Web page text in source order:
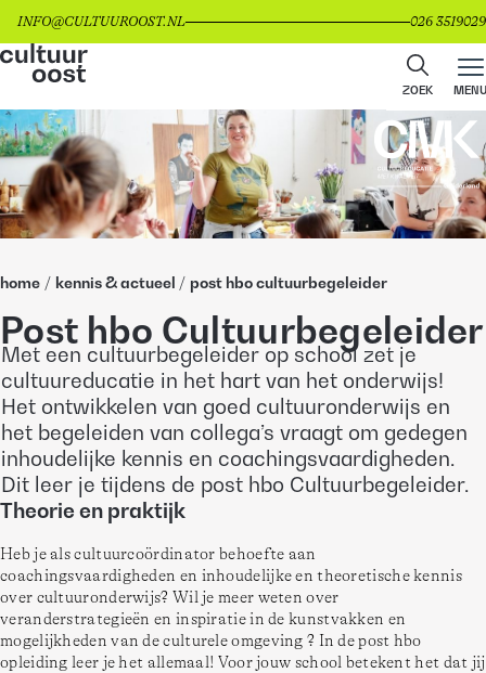
INFO@CULTUUROOST.NL 026 3519029
ZOEK MENU
home / kennis & actueel / post hbo cultuurbegeleider
Post hbo Cultuurbegeleider
Met een cultuurbegeleider op school zet je
cultuureducatie in het hart van het onderwijs!
Het ontwikkelen van goed cultuuronderwijs en
het begeleiden van collega’s vraagt om gedegen
inhoudelijke kennis en coachingsvaardigheden.
Dit leer je tijdens de post hbo Cultuurbegeleider.
Theorie en praktijk
Heb je als cultuurcoördinator behoefte aan
coachingsvaardigheden en inhoudelijke en theoretische kennis
over cultuuronderwijs? Wil je meer weten over
veranderstrategieën en inspiratie in de kunstvakken en
mogelijkheden van de culturele omgeving ? In de post hbo
opleiding leer je het allemaal! Voor jouw school betekent het dat jij